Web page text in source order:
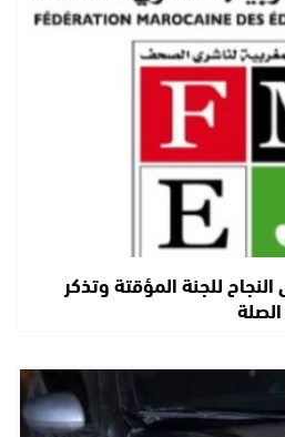
النجاح للجنة المؤقتة وتذكر